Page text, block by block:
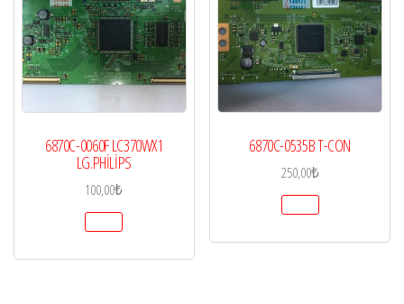
6870C-0060F LC370WX1
LG.PHİLİPS
100,00₺
6870C-0535B T-CON
250,00₺